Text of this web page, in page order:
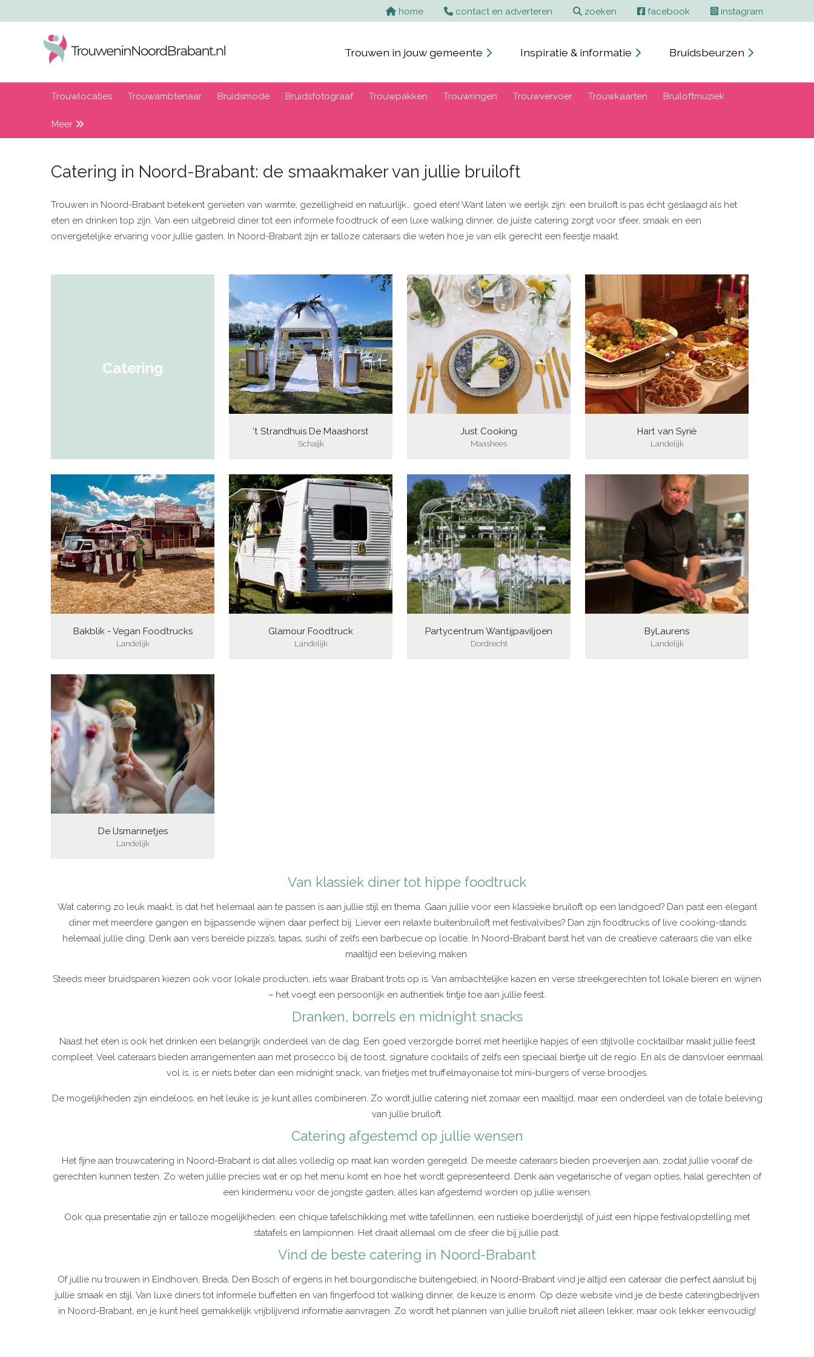
home contact en adverteren zoeken facebook instagram
Trouwen in jouw gemeente Inspiratie & informatie Bruidsbeurzen
Trouwlocaties Trouwambtenaar Bruidsmode Bruidsfotograaf Trouwpakken Trouwringen Trouwvervoer Trouwkaarten Bruiloftmuziek
Meer
Catering in Noord-Brabant: de smaakmaker van jullie bruiloft
Trouwen in Noord-Brabant betekent genieten van warmte, gezelligheid en natuurlijk… goed eten! Want laten we eerlijk zijn: een bruiloft is pas écht geslaagd als het
eten en drinken top zijn. Van een uitgebreid diner tot een informele foodtruck of een luxe walking dinner, de juiste catering zorgt voor sfeer, smaak en een
onvergetelijke ervaring voor jullie gasten. In Noord-Brabant zijn er talloze cateraars die weten hoe je van elk gerecht een feestje maakt.
Catering
't Strandhuis De Maashorst
Schaijk
Just Cooking
Maashees
Hart van Syrië
Landelijk
Bakblik - Vegan Foodtrucks
Landelijk
Glamour Foodtruck
Landelijk
Partycentrum Wantijpaviljoen
Dordrecht
ByLaurens
Landelijk
De IJsmannetjes
Landelijk
Van klassiek diner tot hippe foodtruck
Wat catering zo leuk maakt, is dat het helemaal aan te passen is aan jullie stijl en thema. Gaan jullie voor een klassieke bruiloft op een landgoed? Dan past een elegant
diner met meerdere gangen en bijpassende wijnen daar perfect bij. Liever een relaxte buitenbruiloft met festivalvibes? Dan zijn foodtrucks of live cooking-stands
helemaal jullie ding. Denk aan vers bereide pizza’s, tapas, sushi of zelfs een barbecue op locatie. In Noord-Brabant barst het van de creatieve cateraars die van elke
maaltijd een beleving maken.
Steeds meer bruidsparen kiezen ook voor lokale producten, iets waar Brabant trots op is. Van ambachtelijke kazen en verse streekgerechten tot lokale bieren en wijnen
– het voegt een persoonlijk en authentiek tintje toe aan jullie feest.
Dranken, borrels en midnight snacks
Naast het eten is ook het drinken een belangrijk onderdeel van de dag. Een goed verzorgde borrel met heerlijke hapjes of een stijlvolle cocktailbar maakt jullie feest
compleet. Veel cateraars bieden arrangementen aan met prosecco bij de toost, signature cocktails of zelfs een speciaal biertje uit de regio. En als de dansvloer eenmaal
vol is, is er niets beter dan een midnight snack, van frietjes met truffelmayonaise tot mini-burgers of verse broodjes.
De mogelijkheden zijn eindeloos, en het leuke is: je kunt alles combineren. Zo wordt jullie catering niet zomaar een maaltijd, maar een onderdeel van de totale beleving
van jullie bruiloft.
Catering afgestemd op jullie wensen
Het fijne aan trouwcatering in Noord-Brabant is dat alles volledig op maat kan worden geregeld. De meeste cateraars bieden proeverijen aan, zodat jullie vooraf de
gerechten kunnen testen. Zo weten jullie precies wat er op het menu komt en hoe het wordt gepresenteerd. Denk aan vegetarische of vegan opties, halal gerechten of
een kindermenu voor de jongste gasten, alles kan afgestemd worden op jullie wensen.
Ook qua presentatie zijn er talloze mogelijkheden: een chique tafelschikking met witte tafellinnen, een rustieke boerderijstijl of juist een hippe festivalopstelling met
statafels en lampionnen. Het draait allemaal om de sfeer die bij jullie past.
Vind de beste catering in Noord-Brabant
Of jullie nu trouwen in Eindhoven, Breda, Den Bosch of ergens in het bourgondische buitengebied, in Noord-Brabant vind je altijd een cateraar die perfect aansluit bij
jullie smaak en stijl. Van luxe diners tot informele buffetten en van fingerfood tot walking dinner, de keuze is enorm. Op deze website vind je de beste cateringbedrijven
in Noord-Brabant, en je kunt heel gemakkelijk vrijblijvend informatie aanvragen. Zo wordt het plannen van jullie bruiloft niet alleen lekker, maar ook lekker eenvoudig!